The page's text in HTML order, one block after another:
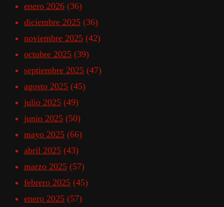
enero 2026 (36)
diciembre 2025 (36)
noviembre 2025 (42)
octubre 2025 (39)
septiembre 2025 (47)
agosto 2025 (45)
julio 2025 (49)
junio 2025 (50)
mayo 2025 (66)
abril 2025 (43)
marzo 2025 (57)
febrero 2025 (45)
enero 2025 (57)